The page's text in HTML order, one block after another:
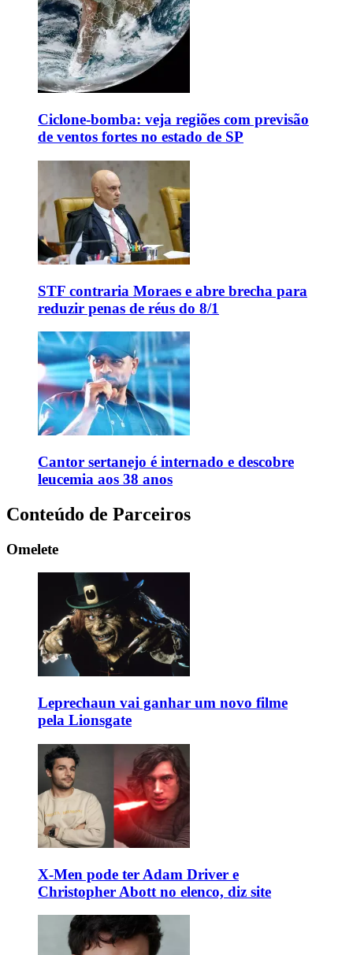
Ciclone-bomba: veja regiões com previsão
de ventos fortes no estado de SP
STF contraria Moraes e abre brecha para
reduzir penas de réus do 8/1
Cantor sertanejo é internado e descobre
leucemia aos 38 anos
Conteúdo de Parceiros
Omelete
Leprechaun vai ganhar um novo filme
pela Lionsgate
X-Men pode ter Adam Driver e
Christopher Abott no elenco, diz site